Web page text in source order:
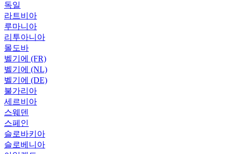
독일
라트비아
루마니아
리투아니아
몰도바
벨기에 (FR)
벨기에 (NL)
벨기에 (DE)
불가리아
세르비아
스웨덴
스페인
슬로바키아
슬로베니아